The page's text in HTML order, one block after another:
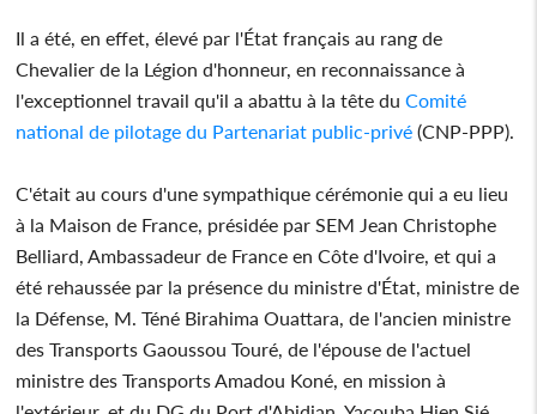
Il a été, en effet, élevé par l'État français au rang de
Chevalier de la Légion d'honneur, en reconnaissance à
l'exceptionnel travail qu'il a abattu à la tête duComité
national de pilotage du Partenariat public-privé (CNP-PPP).
C'était au cours d'une sympathique cérémonie qui a eu lieu
à la Maison de France, présidée par SEM Jean Christophe
Belliard, Ambassadeur de France en Côte d'Ivoire, et qui a
été rehaussée par la présence du ministre d'État, ministre de
la Défense, M. Téné Birahima Ouattara, de l'ancien ministre
des Transports Gaoussou Touré, de l'épouse de l'actuel
ministre des Transports Amadou Koné, en mission à